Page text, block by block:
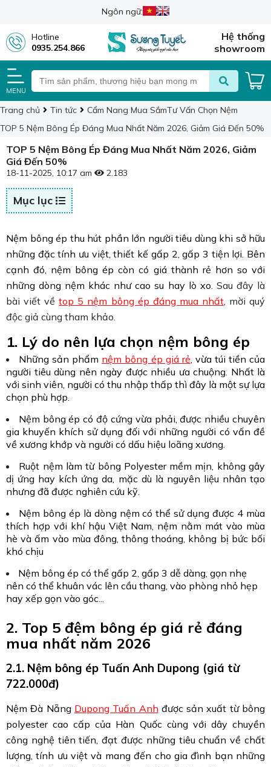
Ngôn ngữ:
Hotline
0935.254.866
Hệ thống
showroom
MENU
Trang chủ Tin tức Cẩm Nang Mua SắmTư Vấn Chọn Nệm
TOP 5 Nệm Bông Ép Đáng Mua Nhất Năm 2026, Giảm Giá Đến 50%
TOP 5 Nệm Bông Ép Đáng Mua Nhất Năm 2026, Giảm
Giá Đến 50%
18-11-2025, 10:17 am 2.183
Mục lục
Nệm bông ép thu hút phần lớn người tiêu dùng khi sở hữu
những đặc tính ưu việt, thiết kế gấp 2, gấp 3 tiện lợi. Bên
cạnh đó, nệm bông ép còn có giá thành rẻ hơn so với
những dòng nệm khác như cao su hay lò xo. Sau đây là
bài viết vềtop 5 nệm bông ép đáng mua nhất, mời quý
độc giả cùng tham khảo.
1. Lý do nên lựa chọn nệm bông ép
Những sản phẩm nệm bông ép giá rẻ, vừa túi tiền của
người tiêu dùng nên ngày được nhiều ưa chuộng. Nhất là
với sinh viên, người có thu nhập thấp thì đây là một sự lựa
chọn phù hợp.
Nệm bông ép có độ cứng vừa phải, được nhiều chuyên
gia khuyến khích sử dụng đối với những người có vấn đề
về xương khớp và người có dấu hiệu loãng xương.
Ruột nệm làm từ bông Polyester mềm mịn, không gây
dị ứng hay kích ứng da, mặc dù là nguyên liệu nhân tạo
nhưng đã được nghiên cứu kỹ.
Nệm bông ép là dòng nệm có thể sử dụng được 4 mùa
thích hợp với khí hậu Việt Nam, nệm nằm mát vào mùa
hè và ấm vào mùa đông, thông thoáng, không bị bức bối
khó chịu
Nệm bông ép có thể gấp 2, gấp 3 dễ dàng, gọn nhẹ
nên có thể khuân vác lên cầu thang, vào phòng nhỏ hẹp
hay xếp gọn vào góc...
2. Top 5 đệm bông ép giá rẻ đáng
mua nhất năm 2026
2.1. Nệm bông ép Tuấn Anh Dupong (giá từ
722.000đ)
Nệm Đà Nẵng Dupong Tuấn Anh được sản xuất từ bông
polyester cao cấp của Hàn Quốc cùng với dây chuyền
công nghệ tiên tiến, đạt được những tiêu chuẩn về chất
lượng, tính ưu việt và mang đến cho gia đình bạn những